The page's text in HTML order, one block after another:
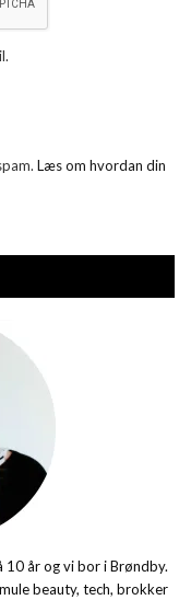
Læs om hvordan din
10 år og vi bor i Brøndby.
beauty, tech, brokker